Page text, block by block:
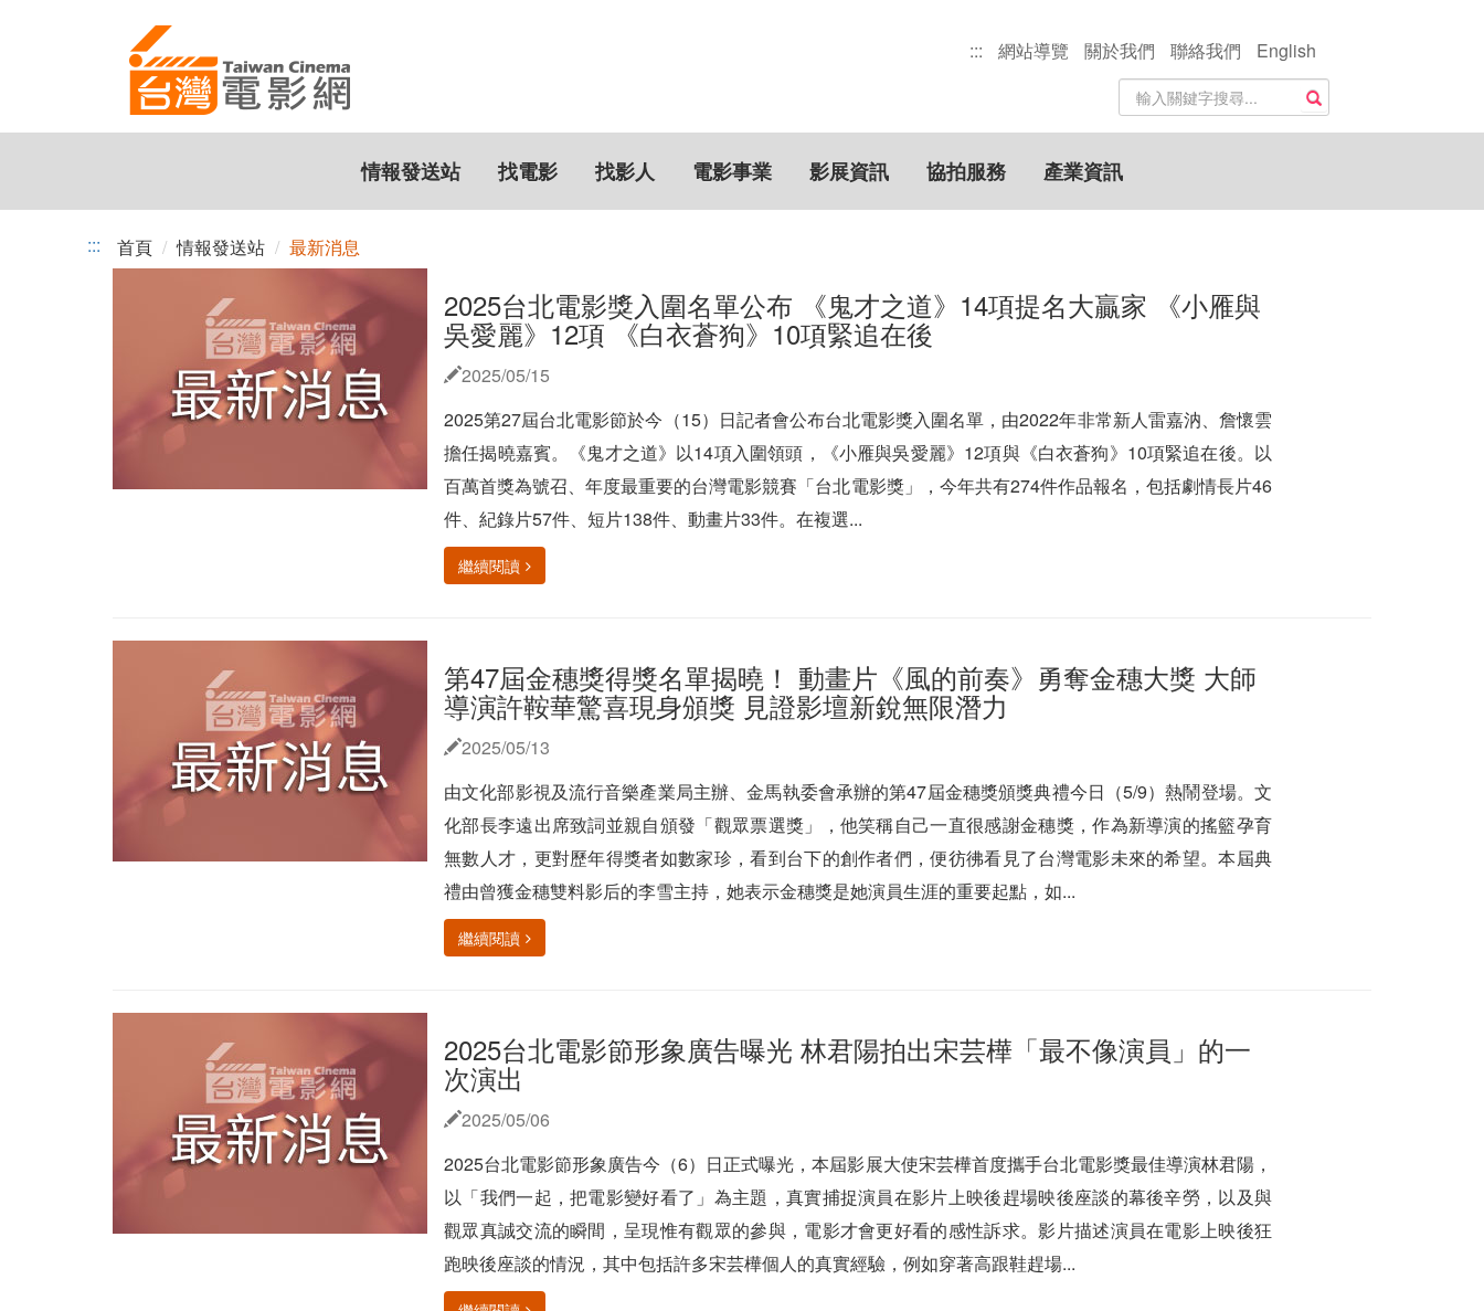
息
::: 網站導覽 關於我們 聯絡我們
English
站
內
搜
尋
關
鍵
搜尋
情報發送站 找電影 找影人 電影事業 影展資訊 協拍服務 產業資訊
::: 首頁 情報發送站 最新消息
2025台北電影獎入圍名單公布 《鬼才之道》14項提名大贏家 《小雁與
吳愛麗》12項 《白衣蒼狗》10項緊追在後
2025/05/15
2025第27屆台北電影節於今（15）日記者會公布台北電影獎入圍名單，由2022年非常新人雷嘉汭、詹懷雲
擔任揭曉嘉賓。《鬼才之道》以14項入圍領頭，《小雁與吳愛麗》12項與《白衣蒼狗》10項緊追在後。以
百萬首獎為號召、年度最重要的台灣電影競賽「台北電影獎」，今年共有274件作品報名，包括劇情長片46
件、紀錄片57件、短片138件、動畫片33件。在複選...
繼續閱讀
第47屆金穗獎得獎名單揭曉！ 動畫片《風的前奏》勇奪金穗大獎 大師
導演許鞍華驚喜現身頒獎 見證影壇新銳無限潛力
2025/05/13
由文化部影視及流行音樂產業局主辦、金馬執委會承辦的第47屆金穗獎頒獎典禮今日（5/9）熱鬧登場。文
化部長李遠出席致詞並親自頒發「觀眾票選獎」，他笑稱自己一直很感謝金穗獎，作為新導演的搖籃孕育
無數人才，更對歷年得獎者如數家珍，看到台下的創作者們，便彷彿看見了台灣電影未來的希望。本屆典
禮由曾獲金穗雙料影后的李雪主持，她表示金穗獎是她演員生涯的重要起點，如...
繼續閱讀
2025台北電影節形象廣告曝光 林君陽拍出宋芸樺「最不像演員」的一
次演出
2025/05/06
2025台北電影節形象廣告今（6）日正式曝光，本屆影展大使宋芸樺首度攜手台北電影獎最佳導演林君陽，
以「我們一起，把電影變好看了」為主題，真實捕捉演員在影片上映後趕場映後座談的幕後辛勞，以及與
觀眾真誠交流的瞬間，呈現惟有觀眾的參與，電影才會更好看的感性訴求。影片描述演員在電影上映後狂
跑映後座談的情況，其中包括許多宋芸樺個人的真實經驗，例如穿著高跟鞋趕場...